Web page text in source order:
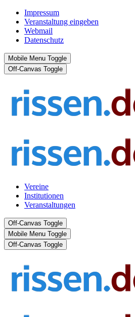
Impressum
Veranstaltung eingeben
Webmail
Datenschutz
Mobile Menu Toggle
Off-Canvas Toggle
Vereine
Institutionen
Veranstaltungen
Off-Canvas Toggle
Mobile Menu Toggle
Off-Canvas Toggle